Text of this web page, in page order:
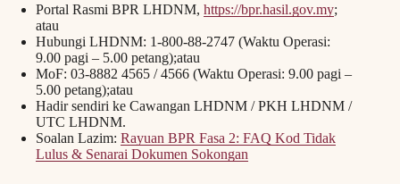
Portal Rasmi BPR LHDNM, https://bpr.hasil.gov.my;
atau
Hubungi LHDNM: 1-800-88-2747 (Waktu Operasi:
9.00 pagi – 5.00 petang);atau
MoF: 03-8882 4565 / 4566 (Waktu Operasi: 9.00 pagi –
5.00 petang);atau
Hadir sendiri ke Cawangan LHDNM / PKH LHDNM /
UTC LHDNM.
Soalan Lazim: Rayuan BPR Fasa 2: FAQ Kod Tidak
Lulus & Senarai Dokumen Sokongan